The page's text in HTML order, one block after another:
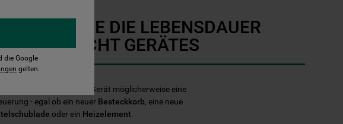
SIE DIE LEBENSDAUER
BAUKNECHT GERÄTES
braucht Ihr Bauknecht Gerät möglicherweise eine
- egal ob ein neuer Besteckkorb, eine neue
oder ein Heizelement
die Google
gelten.